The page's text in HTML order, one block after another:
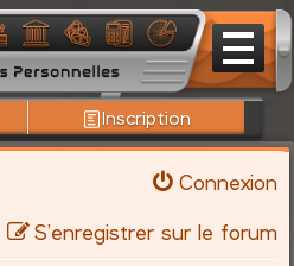
Inscription
Connexion
S’enregistrer sur le forum